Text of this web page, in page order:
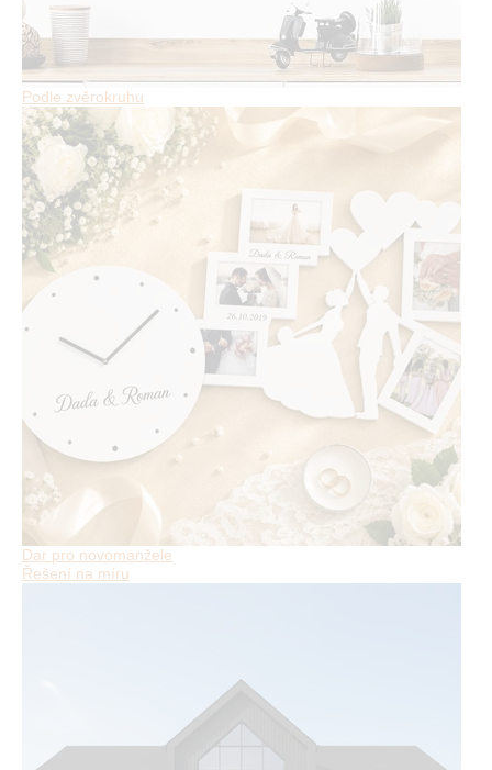
Podle zvěrokruhu
Dar pro novomanžele
Řešení na míru